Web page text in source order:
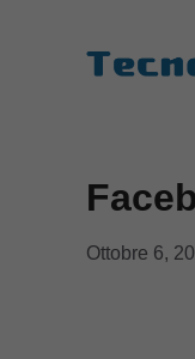
Ottobre 6,